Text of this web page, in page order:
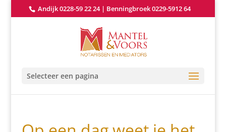
Andijk 0228-59 22 24| Benningbroek 0229-5912 64
Selecteer een pagina